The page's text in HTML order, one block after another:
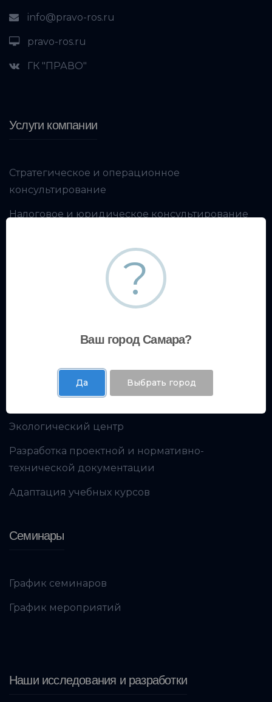
info@pravo-ros.ru
pravo-ros.ru
ГК "ПРАВО"
Услуги компании
Стратегическое и операционное
консультирование
Налоговое и юридическое консультирование
Производственная безопасность
Образовательный центр
Кадровое консультирование
Экологический центр
Разработка проектной и нормативно-
технической документации
Адаптация учебных курсов
Семинары
График семинаров
График мероприятий
Наши исследования и разработки
?
Ваш город Самара?
Да Выбрать город